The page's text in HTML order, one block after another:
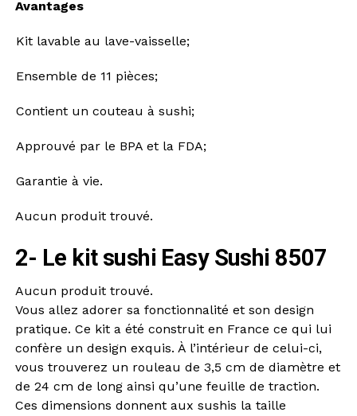
Avantages
Kit lavable au lave-vaisselle;
Ensemble de 11 pièces;
Contient un couteau à sushi;
Approuvé par le BPA et la FDA;
Garantie à vie.
Aucun produit trouvé.
2- Le kit sushi Easy Sushi 8507
Aucun produit trouvé.
Vous allez adorer sa fonctionnalité et son design
pratique. Ce kit a été construit en France ce qui lui
confère un design exquis. À l’intérieur de celui-ci,
vous trouverez un rouleau de 3,5 cm de diamètre et
de 24 cm de long ainsi qu’une feuille de traction.
Ces dimensions donnent aux sushis la taille